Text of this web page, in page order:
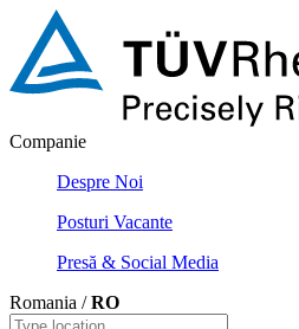
Companie
Despre Noi
Posturi Vacante
Presă & Social Media
Romania /RO